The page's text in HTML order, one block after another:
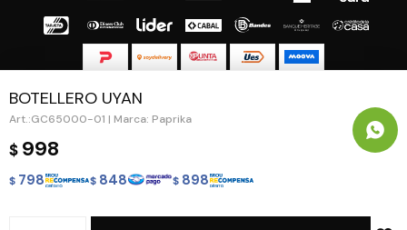
BOTELLERO UYAN
GC65000-01 | Marca: Paprika
$ 998
$ 798 $ 848 $ 898
© Copyright 2026 / Guapa - Paprika